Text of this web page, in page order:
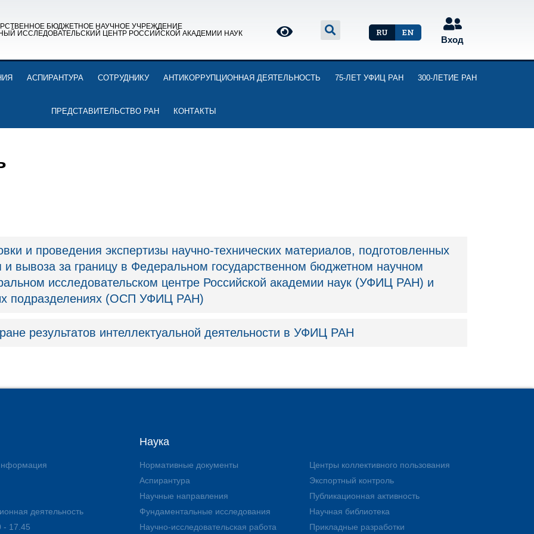
БЮДЖЕТНОЕ НАУЧНОЕ УЧРЕЖДЕНИЕ
ИССЛЕДОВАТЕЛЬСКИЙ ЦЕНТР РОССИЙСКОЙ АКАДЕМИИ НАУК
RU EN
Вход
АСПИРАНТУРА СОТРУДНИКУ АНТИКОРРУПЦИОННАЯ ДЕЯТЕЛЬНОСТЬ 75-ЛЕТ УФИЦ РАН 300-ЛЕТИЕ РАН
ПРЕДСТАВИТЕЛЬСТВО РАН КОНТАКТЫ
и проведения экспертизы научно-технических материалов, подготовленных
и вывоза за границу в Федеральном государственном бюджетном научном
исследовательском центре Российской академии наук (УФИЦ РАН) и
подразделениях (ОСП УФИЦ РАН)
результатов интеллектуальной деятельности в УФИЦ РАН
деятельность
- 17.45
Наука
Нормативные документы
Аспирантура
Научные направления
Фундаментальные исследования
Научно-исследовательская работа
Центры коллективного пользования
Экспортный контроль
Публикационная активность
Научная библиотека
Прикладные разработки